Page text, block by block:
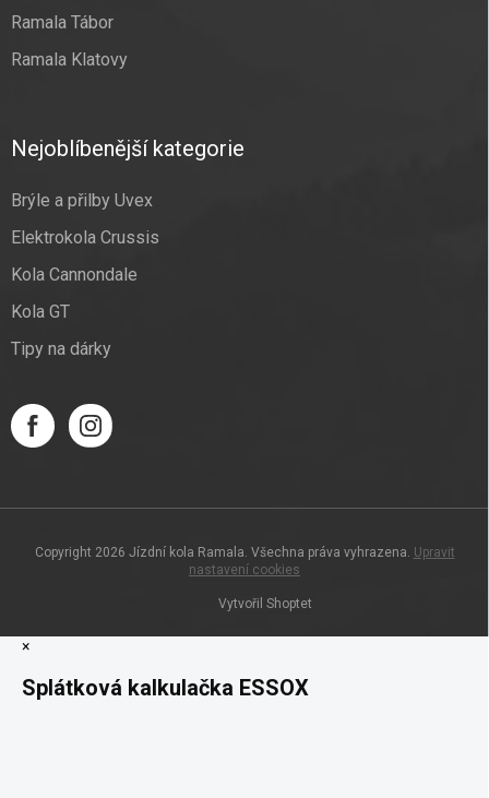
Ramala Tábor
Ramala Klatovy
Nejoblíbenější kategorie
Brýle a přilby Uvex
Elektrokola Crussis
Kola Cannondale
Kola GT
Tipy na dárky
Vytvořil Shoptet
Copyright 2026 Jízdní kola Ramala. Všechna práva vyhrazena. Upravit
nastavení cookies
×
Splátková kalkulačka ESSOX